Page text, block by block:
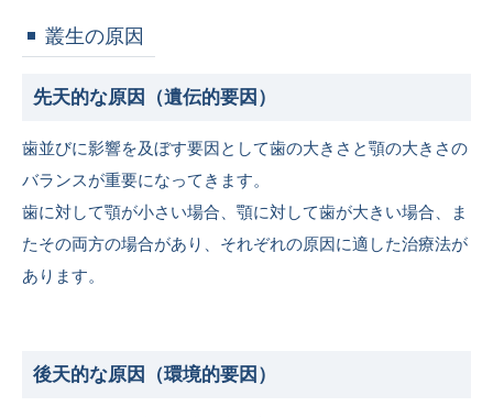
叢生の原因
先天的な原因（遺伝的要因）
歯並びに影響を及ぼす要因として歯の大きさと顎の大きさの
バランスが重要になってきます。
歯に対して顎が小さい場合、顎に対して歯が大きい場合、ま
たその両方の場合があり、それぞれの原因に適した治療法が
あります。
後天的な原因（環境的要因）